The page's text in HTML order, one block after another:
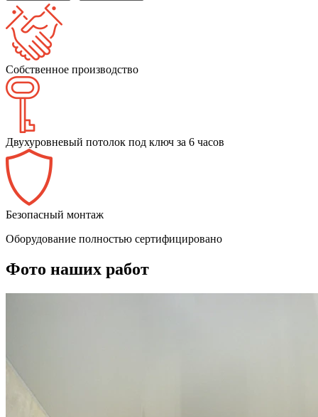
Собственное производство
Двухуровневый потолок под ключ за 6 часов
Безопасный монтаж
Оборудование полностью сертифицировано
Фото наших работ